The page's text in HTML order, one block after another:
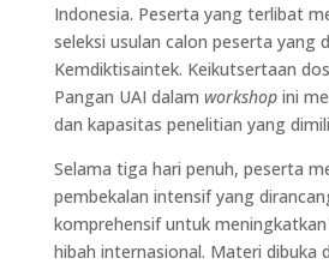
Indonesia. Peserta yang terlibat
seleksi usulan calon peserta yang
Kemdiktisaintek. Keikutsertaan
Pangan UAI dalam workshopini
dan kapasitas penelitian yang
Selama tiga hari penuh, peserta
pembekalan intensif yang
komprehensif untuk
hibah internasional. Materi dibuka